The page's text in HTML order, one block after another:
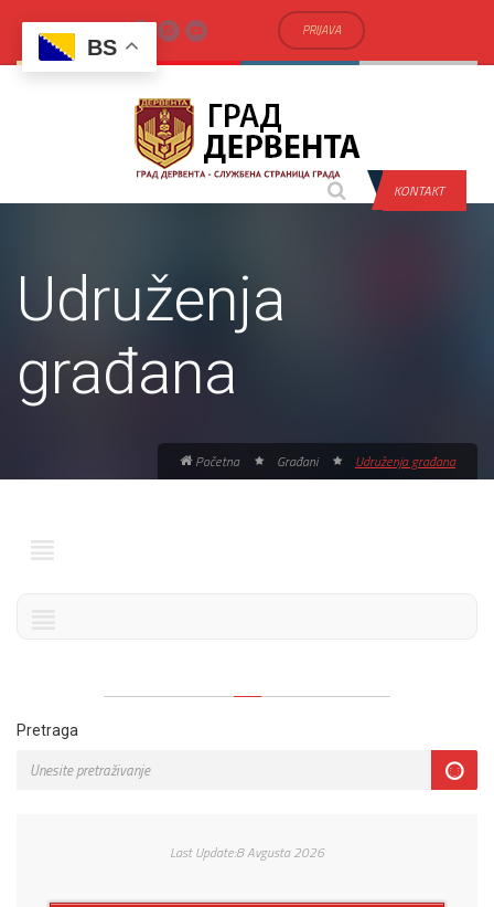
PRIJAVA
KONTAKT
Udruženja
građana
Početna Građani Udruženja građana
Pretraga
Last Update:8 Avgusta 2026
BS